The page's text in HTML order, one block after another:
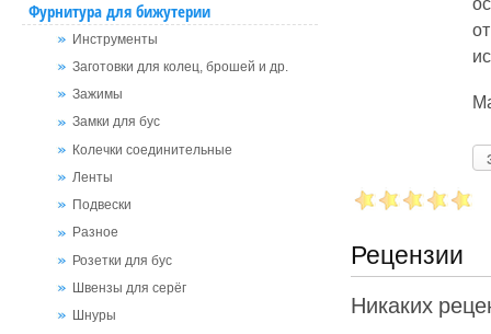
Фурнитура для бижутерии
Инструменты
Заготовки для колец, брошей и др.
Зажимы
Замки для бус
Колечки соединительные
Ленты
Подвески
Разное
Розетки для бус
Швензы для серёг
Шнуры
Рецензии
Никаких